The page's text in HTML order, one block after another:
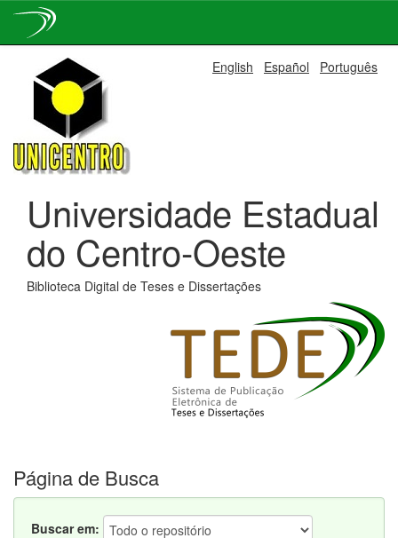
navigation
English Español Português
Universidade Estadual
do Centro-Oeste
Biblioteca Digital de Teses e Dissertações
Página de Busca
Buscar em: